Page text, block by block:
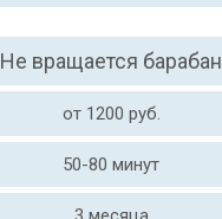
Не вращается барабан
от 1200 руб.
50-80 минут